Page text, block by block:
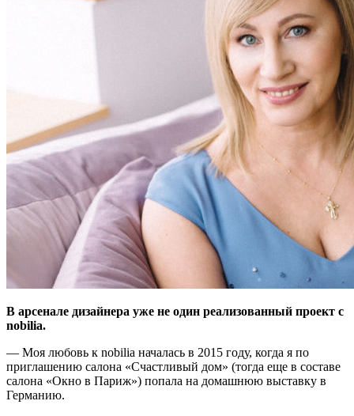
В арсенале дизайнера уже не один реализованный проект с
nobilia.
— Моя любовь к nobilia началась в 2015 году, когда я по
приглашению салона «Cчастливый дом» (тогда еще в составе
салона «Окно в Париж») попала на домашнюю выставку в
Германию.